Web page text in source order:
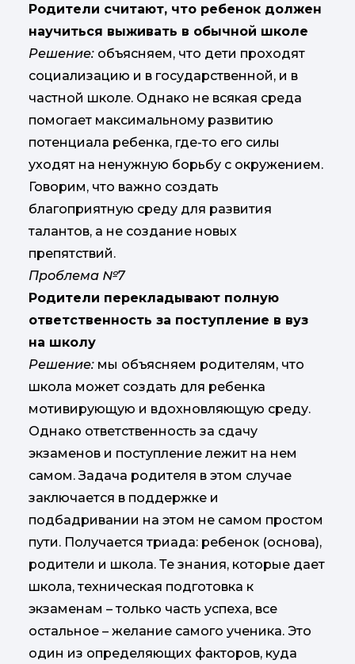
Родители считают, что ребенок должен
научиться выживать в обычной школе
Решение: объясняем, что дети проходят
социализацию и в государственной, и в
частной школе. Однако не всякая среда
помогает максимальному развитию
потенциала ребенка, где-то его силы
уходят на ненужную борьбу с окружением.
Говорим, что важно создать
благоприятную среду для развития
талантов, а не создание новых
препятствий.
Проблема №7
Родители перекладывают полную
ответственность за поступление в вуз
на школу
Решение: мы объясняем родителям, что
школа может создать для ребенка
мотивирующую и вдохновляющую среду.
Однако ответственность за сдачу
экзаменов и поступление лежит на нем
самом. Задача родителя в этом случае
заключается в поддержке и
подбадривании на этом не самом простом
пути. Получается триада: ребенок (основа),
родители и школа. Те знания, которые дает
школа, техническая подготовка к
экзаменам – только часть успеха, все
остальное – желание самого ученика. Это
один из определяющих факторов, куда